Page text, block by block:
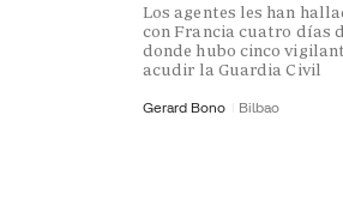
Los agentes les han
con Francia cuatro días
donde hubo cinco
acudir la Guardia Civil
Gerard Bono Bilbao